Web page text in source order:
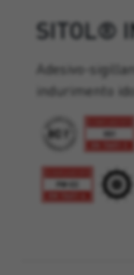
SITOL®
Adesivo-
indurimento